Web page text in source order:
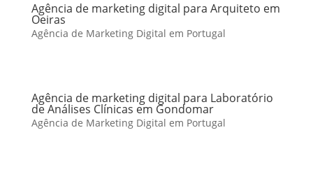
Agência de marketing digital para Arquiteto em
Oeiras
Agência de Marketing Digital em Portugal
Agência de marketing digital para Laboratório
de Análises Clínicas em Gondomar
Agência de Marketing Digital em Portugal